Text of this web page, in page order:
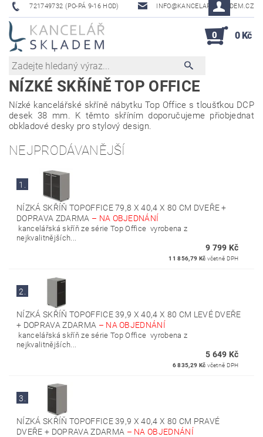
721749732 (PO-PÁ 9-16 HOD) INFO@KANCELAR-SKLADEM.CZ
0 0 Kč
NÍZKÉ SKŘÍNĚ TOP OFFICE
Nízké kancelářské skříně nábytku Top Office s tloušťkou DCP
desek 38 mm. K těmto skříním doporučujeme přiobjednat
obkladové desky pro stylový design.
NEJPRODÁVANĚJŠÍ
1.
NÍZKÁ SKŘÍŇ TOPOFFICE 79,8 X 40,4 X 80 CM DVEŘE +
DOPRAVA ZDARMA – NA OBJEDNÁNÍ
kancelářská skříň ze série Top Office vyrobena z
nejkvalitnějších...
9 799 Kč
11 856,79 Kč včetně DPH
2.
NÍZKÁ SKŘÍŇ TOPOFFICE 39,9 X 40,4 X 80 CM LEVÉ DVEŘE
+ DOPRAVA ZDARMA – NA OBJEDNÁNÍ
kancelářská skříň ze série Top Office vyrobena z
nejkvalitnějších...
5 649 Kč
6 835,29 Kč včetně DPH
3.
NÍZKÁ SKŘÍŇ TOPOFFICE 39,9 X 40,4 X 80 CM PRAVÉ
DVEŘE + DOPRAVA ZDARMA – NA OBJEDNÁNÍ